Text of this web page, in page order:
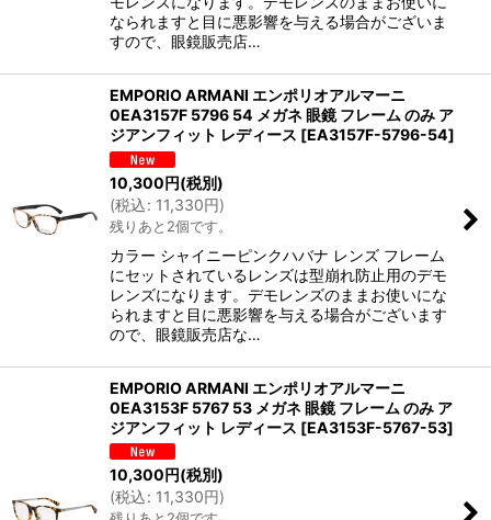
なられますと目に悪影響を与える場合がございま
すので、眼鏡販売店…
EMPORIO ARMANI エンポリオアルマーニ
0EA3157F 5796 54 メガネ 眼鏡 フレーム のみ ア
ジアンフィット レディース [EA3157F-5796-54]
10,300円(税別)
(税込: 11,330円)
残りあと2個です。
カラー シャイニーピンクハバナ レンズ フレーム
にセットされているレンズは型崩れ防止用のデモ
レンズになります。デモレンズのままお使いにな
られますと目に悪影響を与える場合がございます
ので、眼鏡販売店な…
EMPORIO ARMANI エンポリオアルマーニ
0EA3153F 5767 53 メガネ 眼鏡 フレーム のみ ア
ジアンフィット レディース [EA3153F-5767-53]
10,300円(税別)
(税込: 11,330円)